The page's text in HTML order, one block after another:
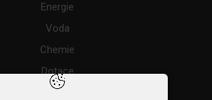
Energie
Voda
Chemie
Dotace
Akce